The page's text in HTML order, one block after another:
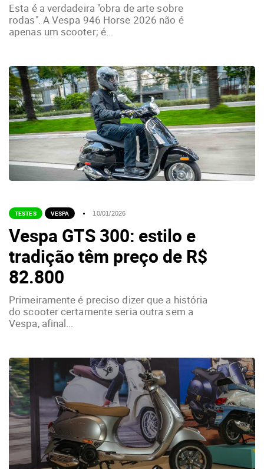
Esta é a verdadeira "obra de arte sobre
rodas". A Vespa 946 Horse 2026 não é
apenas um scooter; é...
TESTES VESPA 10/01/2026
Vespa GTS 300: estilo e
tradição têm preço de R$
82.800
Primeiramente é preciso dizer que a história
do scooter certamente seria outra sem a
Vespa, afinal...